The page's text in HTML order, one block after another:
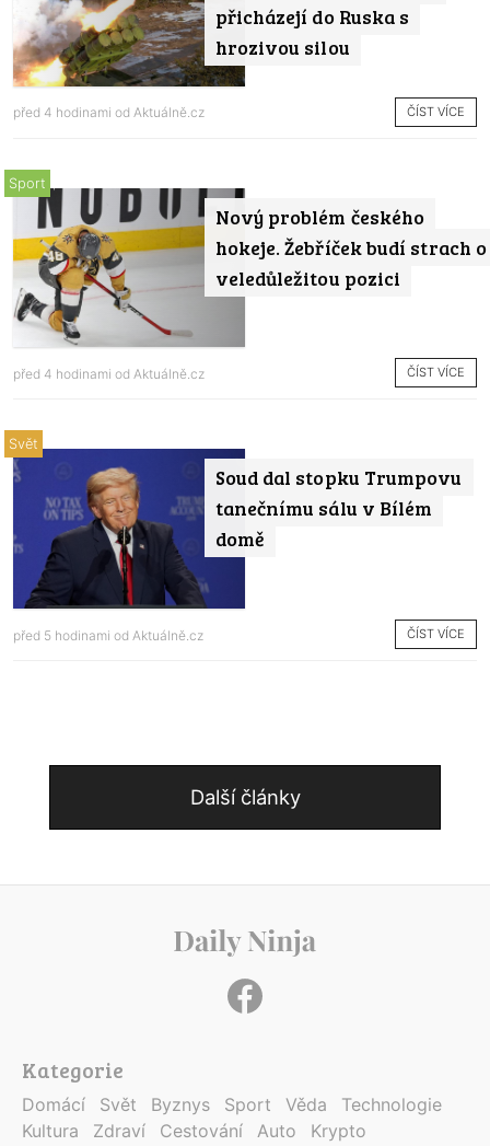
přicházejí do Ruska s
hrozivou silou
před 4 hodinami od Aktuálně.cz ČÍST VÍCE
Nový problém českého
hokeje. Žebříček budí strach o
veledůležitou pozici
Sport
před 4 hodinami od Aktuálně.cz ČÍST VÍCE
Soud dal stopku Trumpovu
tanečnímu sálu v Bílém
domě
Svět
před 5 hodinami od Aktuálně.cz ČÍST VÍCE
Další články
Kategorie
Domácí Svět Byznys Sport Věda
Technologie
Kultura
Zdraví Cestování Auto Krypto